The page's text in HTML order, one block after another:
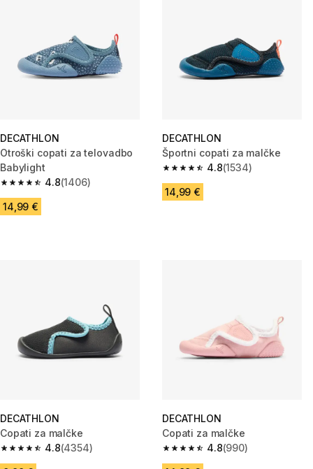
DECATHLON
Otroški copati za telovadbo
Babylight
4.8
4.8 od 5 zvezdic from 1406 ocene
(1406)
14,99 €
DECATHLON
Športni copati za malčke
4.8
4.8 od 5 zvezdic from 1534
(1534)
14,99 €
DECATHLON
Copati za malčke
4.8
4.8 od 5 zvezdic from 4354 ocene
(4354)
DECATHLON
Copati za malčke
4.8
4.8 od 5 zvezdic from 990
(990)